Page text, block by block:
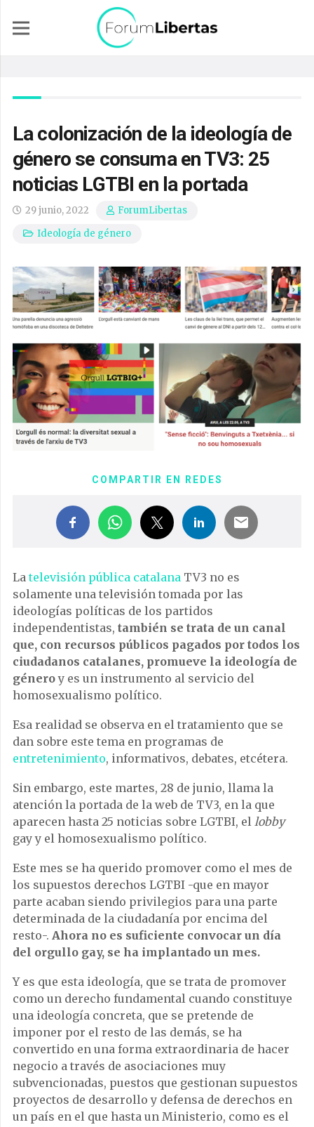
La colonización de la ideología de
género se consuma en TV3: 25
noticias LGTBI en la portada
29 junio, 2022
ForumLibertas
Ideología de género
COMPARTIR EN REDES
Latelevisión pública catalana TV3 no es
solamente una televisión tomada por las
ideologías políticas de los partidos
independentistas, también se trata de un canal
que, con recursos públicos pagados por todos los
ciudadanos catalanes, promueve la ideología de
géneroy es un instrumento al servicio del
homosexualismo político.
Esa realidad se observa en el tratamiento que se
dan sobre este tema en programas de
entretenimiento, informativos, debates, etcétera.
Sin embargo, este martes, 28 de junio, llama la
atención la portada de la web de TV3, en la que
aparecen hasta 25 noticias sobre LGTBI, el lobby
gay y el homosexualismo político.
Este mes se ha querido promover como el mes de
los supuestos derechos LGTBI -que en mayor
parte acaban siendo privilegios para una parte
determinada de la ciudadanía por encima del
resto-. Ahora no es suficiente convocar un día
del orgullo gay, se ha implantado un mes.
Y es que esta ideología, que se trata de promover
como un derecho fundamental cuando constituye
una ideología concreta, que se pretende de
imponer por el resto de las demás, se ha
convertido en una forma extraordinaria de hacer
negocio a través de asociaciones muy
subvencionadas, puestos que gestionan supuestos
proyectos de desarrollo y defensa de derechos en
un país en el que hasta un Ministerio, como es el